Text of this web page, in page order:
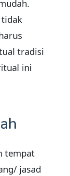
tidak
tradisi
ini
tempat
jasad